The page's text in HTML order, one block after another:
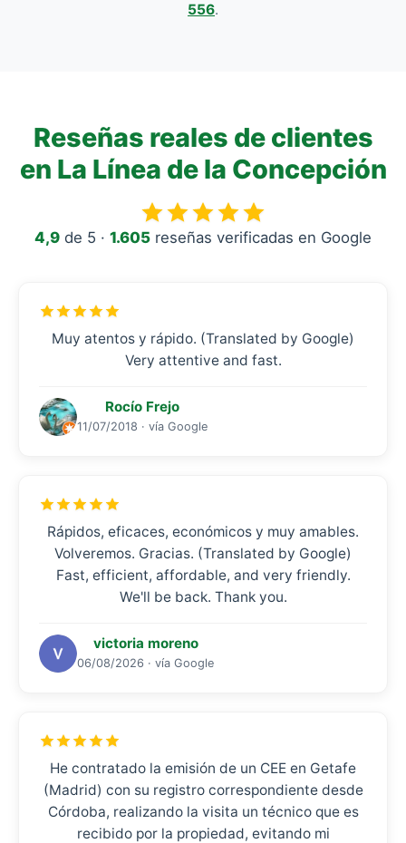
556.
Reseñas reales de clientes
en La Línea de la Concepción
4,9 de 5 · 1.605 reseñas verificadas en Google
Muy atentos y rápido. (Translated by Google)
Very attentive and fast.
Rocío Frejo
11/07/2018 · vía Google
Rápidos, eficaces, económicos y muy amables.
Volveremos. Gracias. (Translated by Google)
Fast, efficient, affordable, and very friendly.
We'll be back. Thank you.
victoria moreno
06/08/2026 · vía Google
He contratado la emisión de un CEE en Getafe
(Madrid) con su registro correspondiente desde
Córdoba, realizando la visita un técnico que es
recibido por la propiedad, evitando mi